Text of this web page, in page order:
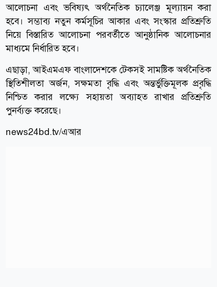
আলোচনা এবং ভবিষ্যৎ অর্থনৈতিক চ্যালেঞ্জ মূল্যায়ন করা
হবে। সম্ভাব্য নতুন কর্মসূচির আকার এবং সংস্কার প্রতিশ্রুতি
নিয়ে বিস্তারিত আলোচনা পরবর্তীতে আনুষ্ঠানিক আলোচনার
মাধ্যমে নির্ধারিত হবে।
এছাড়া, আইএমএফ বাংলাদেশকে টেকসই সামষ্টিক অর্থনৈতিক
স্থিতিশীলতা অর্জন, সক্ষমতা বৃদ্ধি এবং অন্তর্ভুক্তিমূলক প্রবৃদ্ধি
নিশ্চিত করার লক্ষ্যে সহায়তা অব্যাহত রাখার প্রতিশ্রুতি
পুনর্ব্যক্ত করেছে।
news24bd.tv/এআর